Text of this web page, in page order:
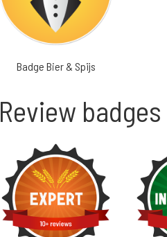
Badge Bier & Spijs
Review badges